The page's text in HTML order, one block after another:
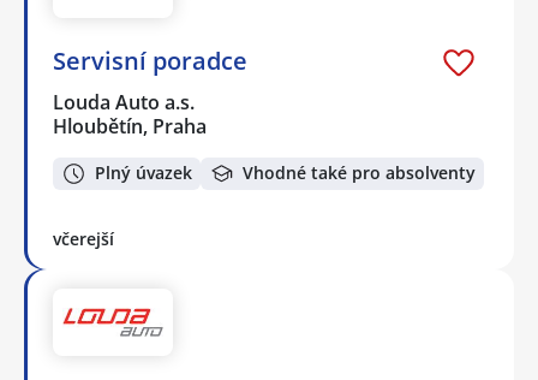
Servisní poradce
Louda Auto a.s.
Hloubětín, Praha
Plný úvazek Vhodné také pro absolventy
včerejší